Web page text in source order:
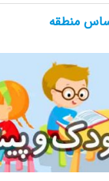
منطقه